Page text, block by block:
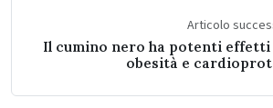
Articolo
Il cumino nero ha potenti
obesità e